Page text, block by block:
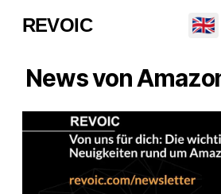
REVOIC 🇬🇧
News von